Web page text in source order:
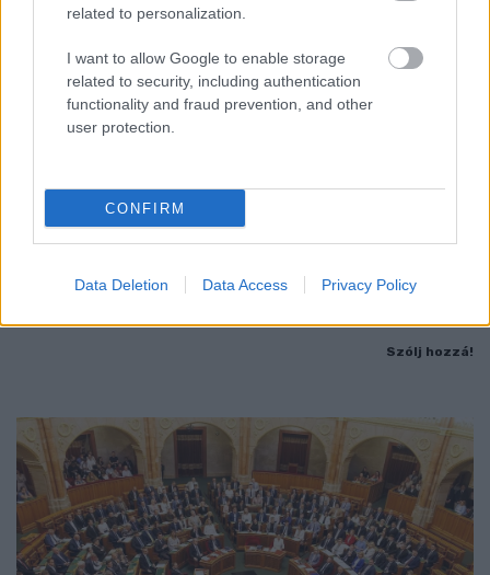
related to personalization.
I want to allow Google to enable storage
related to security, including authentication
functionality and fraud prevention, and other
user protection.
CONFIRM
Data Deletion Data Access Privacy Policy
CZUNYINÉ HARCA A GMAIL ÉS AZ ÖNKÉNY ELLEN
- LETILTOTTA A GOOGLE A VÉDVONAL LEVELEZŐ
FIÓKJÁT
Nem vicc! A Fidesz maradéka tényleg egy ingyenes e-mail
Szólj hozzá!